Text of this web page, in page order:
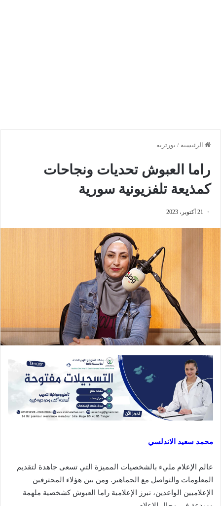
الرئيسية / بورتريه
راما العبوش تحديات ونجاحات
كمذيعة تلفزيونية سورية
21 أكتوبر، 2023
محمد سعيد الاندلسي
عالم الإعلام مليء بالشخصيات المميزة التي تسعى جاهدة لتقديم
المعلومات والتواصل مع الجماهير. ومن بين هؤلاء المحترفين
الإعلاميين الواعدين، تبرز الإعلامية راما العبوش كشخصية ملهمة